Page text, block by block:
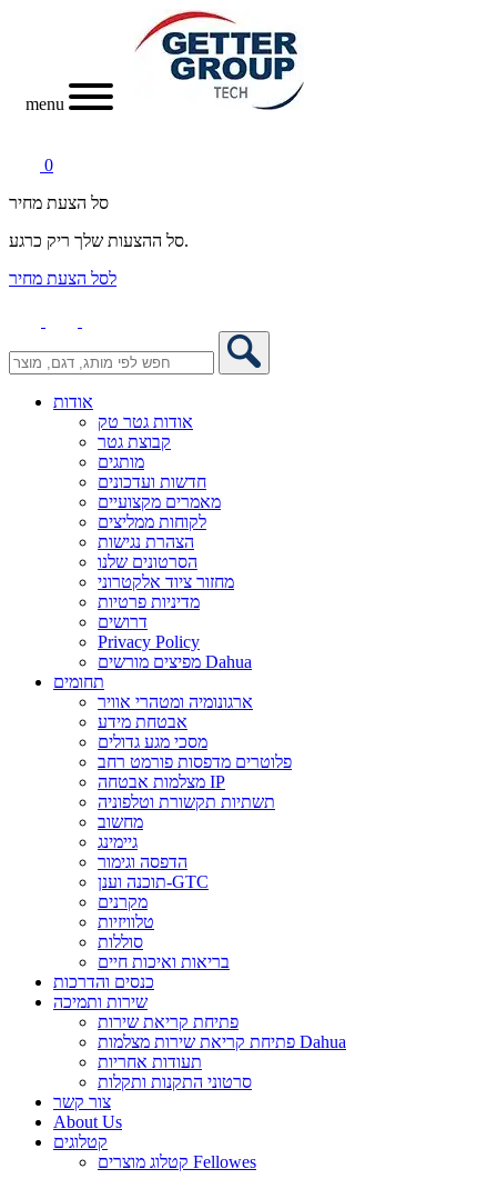
menu
0
סל הצעת מחיר
סל ההצעות שלך ריק כרגע.
לסל הצעת מחיר
אודות
אודות גטר טק
קבוצת גטר
מותגים
חדשות ועדכונים
מאמרים מקצועיים
לקוחות ממליצים
הצהרת נגישות
הסרטונים שלנו
מחזור ציוד אלקטרוני
מדיניות פרטיות
דרושים
Privacy Policy
מפיצים מורשים Dahua
תחומים
ארגונומיה ומטהרי אוויר
אבטחת מידע
מסכי מגע גדולים
פלוטרים מדפסות פורמט רחב
מצלמות אבטחה IP
תשתיות תקשורת וטלפוניה
מחשוב
גיימינג
הדפסה וגימור
תוכנה וענן-GTC
מקרנים
טלוויזיות
סוללות
בריאות ואיכות חיים
כנסים והדרכות
שירות ותמיכה
פתיחת קריאת שירות
פתיחת קריאת שירות מצלמות Dahua
תעודות אחריות
סרטוני התקנות ותקלות
צור קשר
About Us
קטלוגים
קטלוג מוצרים Fellowes